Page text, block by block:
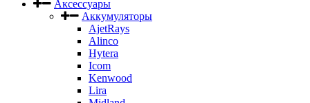
Аксессуары
Аккумуляторы
AjetRays
Alinco
Hytera
Icom
Kenwood
Lira